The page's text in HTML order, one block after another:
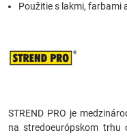
Použitie s lakmi, farbami
STREND PRO je
na stredoeurópskom